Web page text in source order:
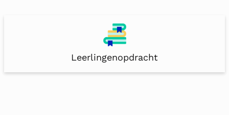
Leerlingenopdracht